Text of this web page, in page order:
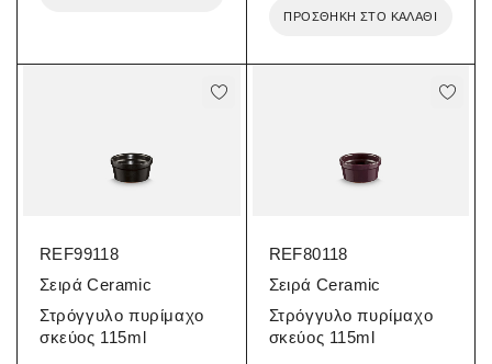
ΠΡΟΣΘΉΚΗ ΣΤΟ ΚΑΛΆΘΙ
REF99118
Σειρά Ceramic
Στρόγγυλο πυρίμαχο
σκεύος 115ml
REF80118
Σειρά Ceramic
Στρόγγυλο πυρίμαχο
σκεύος 115ml